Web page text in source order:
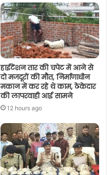
हाईटेंशन तार की चपेट में आने से
दो मजदूरों की मौत, निर्माणाधीन
मकान में कर रहे थे काम, ठेकेदार
की लापरवाही आई सामने
12 hours ago